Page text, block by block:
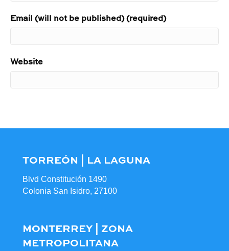
Email (will not be published) (required)
Website
TORREÓN | LA LAGUNA
Blvd Constitución 1490
Colonia San Isidro, 27100
MONTERREY | ZONA
METROPOLITANA